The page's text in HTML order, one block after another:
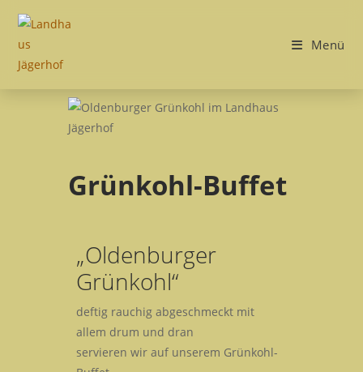
Menü
Grünkohl-Buffet
„Oldenburger
Grünkohl“
deftig rauchig abgeschmeckt mit
allem drum und dran
servieren wir auf unserem Grünkohl-